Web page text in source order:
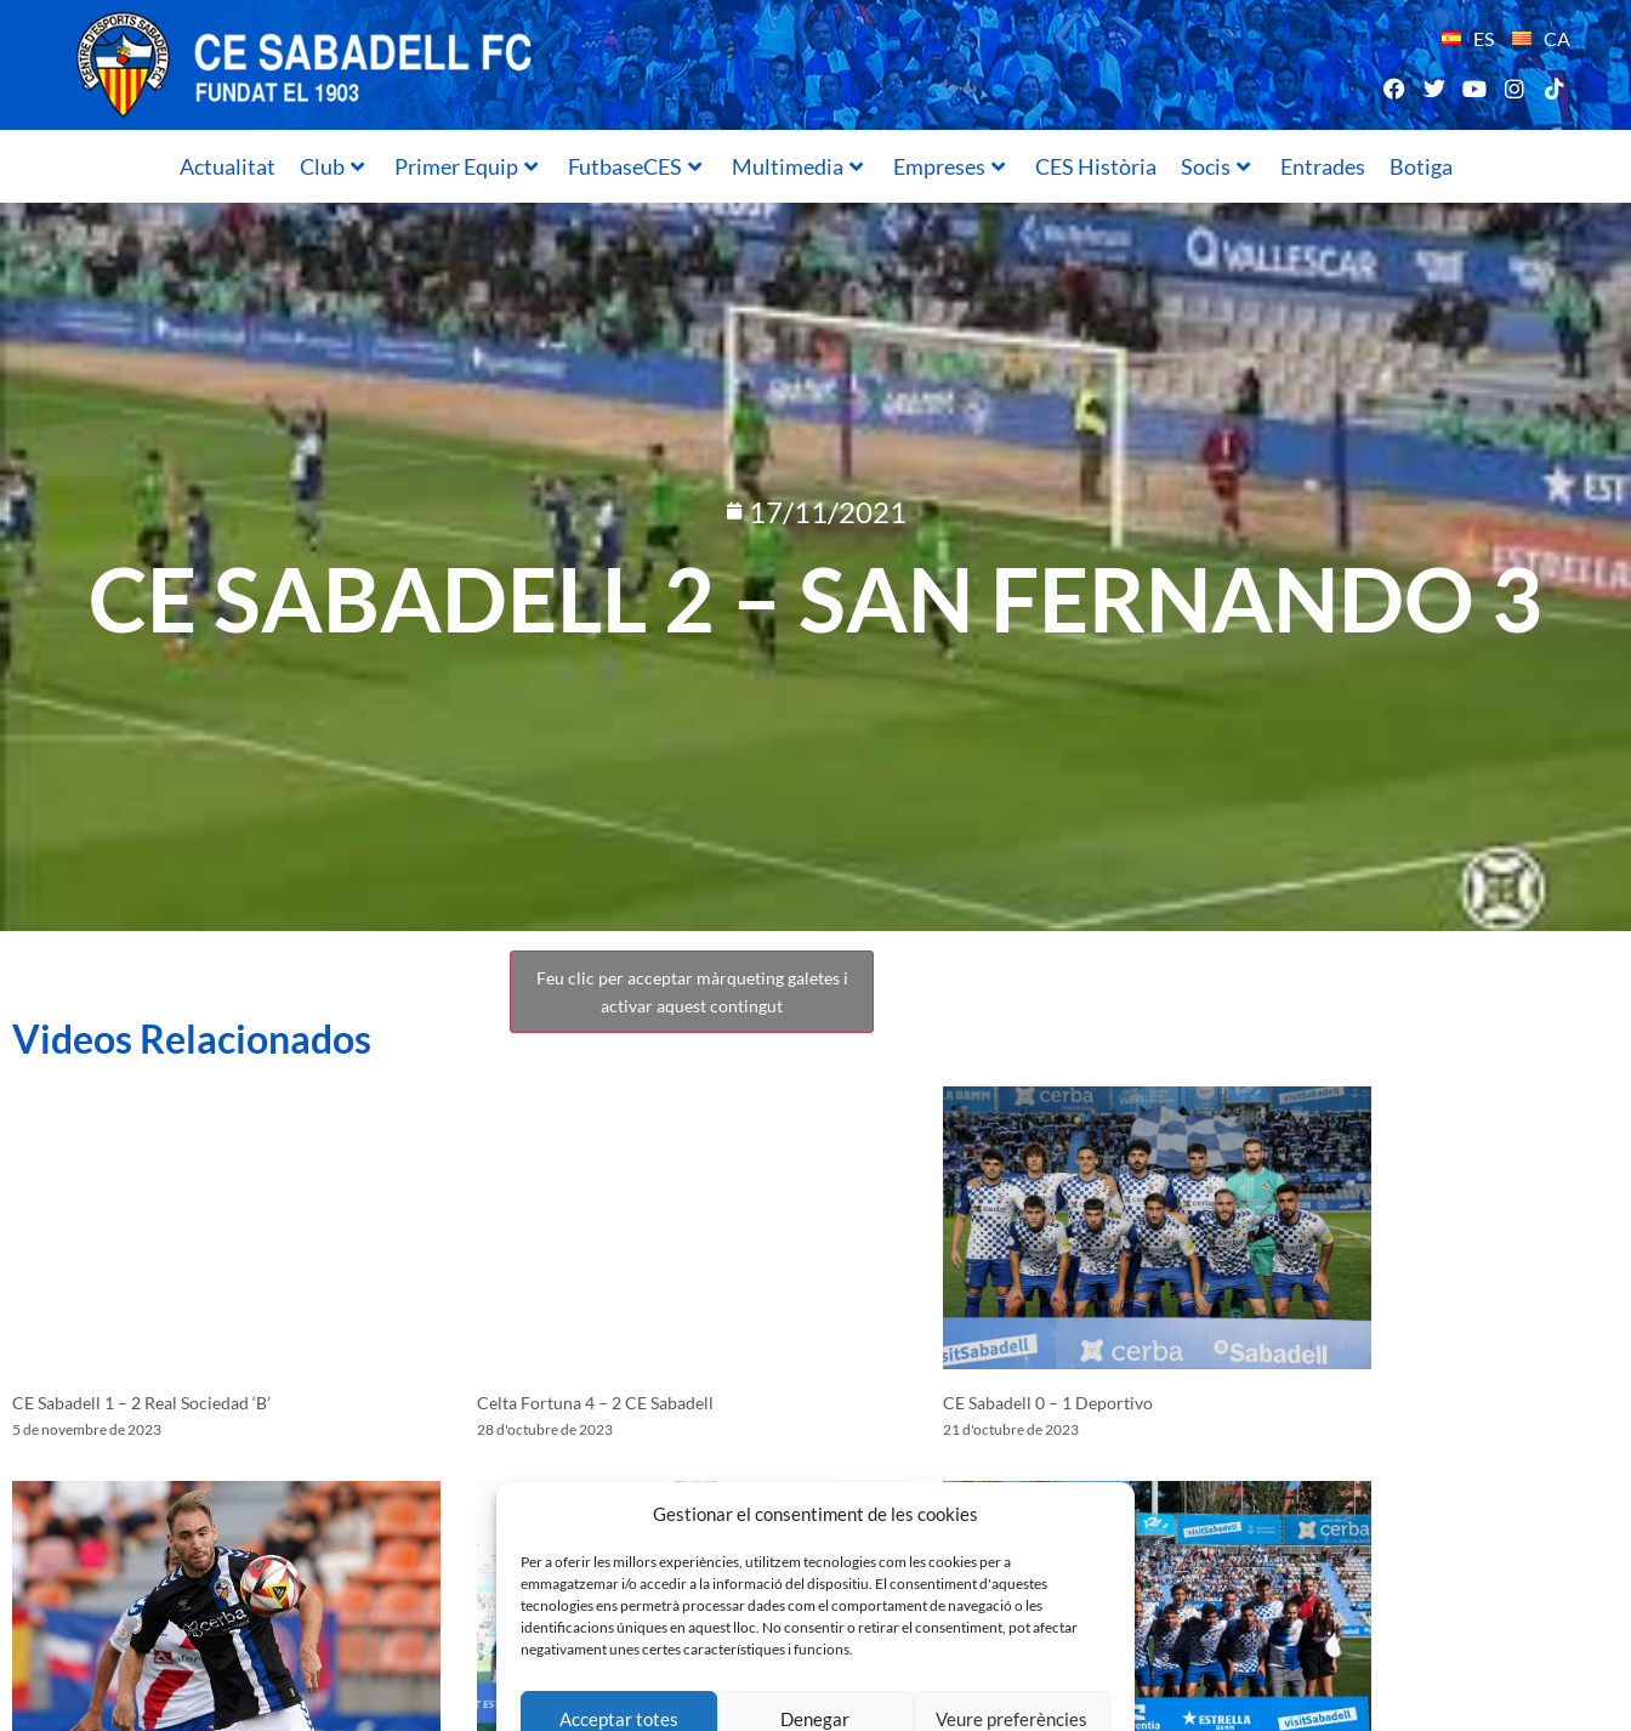
Gestionar el consentiment de les cookies
Per a oferir les millors experiències, utilitzem tecnologies com les cookies per a
emmagatzemar i/o accedir a la informació del dispositiu. El consentiment d'aquestes
tecnologies ens permetrà processar dades com el comportament de navegació o les
identificacions úniques en aquest lloc. No consentir o retirar el consentiment, pot afectar
negativament unes certes característiques i funcions.
Acceptar totes Denegar Veure preferències
ES CA
Actualitat Club Primer Equip FutbaseCES Multimedia Empreses CES Història Socis Entrades Botiga
17/11/2021
CE SABADELL 2 – SAN FERNANDO 3
Feu clic per acceptar màrqueting galetes i
activar aquest contingut
Videos Relacionados
CE Sabadell 1 – 2 Real Sociedad ‘B’
5 de novembre de 2023
Celta Fortuna 4 – 2 CE Sabadell
28 d'octubre de 2023
CE Sabadell 0 – 1 Deportivo
21 d'octubre de 2023